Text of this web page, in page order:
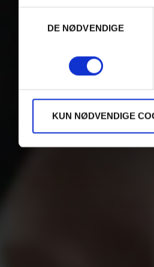
DE NØDVENDIGE
KUN NØDVENDIGE